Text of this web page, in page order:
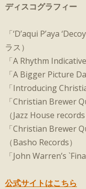
ディスコグラフィー
「‘D’aqui P’aya
ラス）
「A Rhythm
「A Bigger Picture
「Introducing
「Christian Brewer
（Jazz House records
「Christian Brewer
（Basho Records）
「John Warren’s
公式サイトはこちら